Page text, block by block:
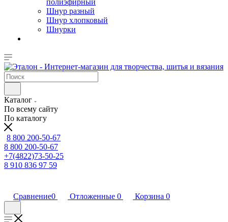
полиэфирный
Шнур разный
Шнур хлопковый
Шнурки
Каталог
По всему сайту
По каталогу
8 800 200-50-67
8 800 200-50-67
+7(4822)73-50-25
8 910 836 97 59
Сравнение0 Отложенные 0 Корзина 0